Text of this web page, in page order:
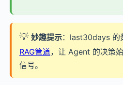
💡 妙趣提示：last30days 的
RAG管道，让 Agent 的决策
信号。